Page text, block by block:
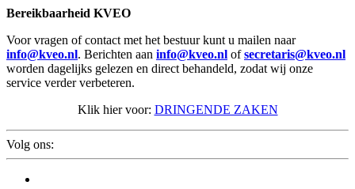
Bereikbaarheid KVEO
Voor vragen of contact met het bestuur kunt u mailen naar
info@kveo.nl. Berichten aan info@kveo.nl ofsecretaris@kveo.nl
worden dagelijks gelezen en direct behandeld, zodat wij onze
service verder verbeteren.
Klik hier voor: DRINGENDE ZAKEN
Volg ons: